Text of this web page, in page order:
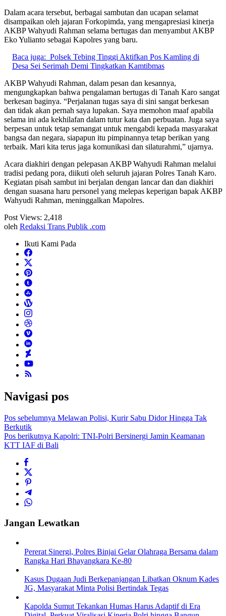
Dalam acara tersebut, berbagai sambutan dan ucapan selamat
disampaikan oleh jajaran Forkopimda, yang mengapresiasi kinerja
AKBP Wahyudi Rahman selama bertugas dan menyambut AKBP
Eko Yulianto sebagai Kapolres yang baru.
Baca juga: Polsek Tebing Tinggi Aktifkan Pos Kamling di
Desa Sei Serimah Demi Tingkatkan Kamtibmas
AKBP Wahyudi Rahman, dalam pesan dan kesannya,
mengungkapkan bahwa pengalaman bertugas di Tanah Karo sangat
berkesan baginya. “Perjalanan tugas saya di sini sangat berkesan
dan tidak akan pernah saya lupakan. Saya memohon maaf apabila
selama ini ada kekhilafan dalam tutur kata dan perbuatan. Juga saya
berpesan untuk tetap semangat untuk mengabdi kepada masyarakat
bangsa dan negara, siapapun itu pimpinannya tetap berikan yang
terbaik. Mari kita terus jaga komunikasi dan silaturahmi,” ujarnya.
Acara diakhiri dengan pelepasan AKBP Wahyudi Rahman melalui
tradisi pedang pora, diikuti oleh seluruh jajaran Polres Tanah Karo.
Kegiatan pisah sambut ini berjalan dengan lancar dan dan diakhiri
dengan suasana haru personel yang melepas keperigan bapak AKBP
Wahyudi Rahman, meninggalkan Mapolres.
Post Views: 2,418
oleh Redaksi Trans Publik .com
Ikuti Kami Pada
Navigasi pos
Pos sebelumnya Melawan Polisi, Kurir Sabu Didor Hingga Tak
Berkutik
Pos berikutnya Kapolri: TNI-Polri Bersinergi Jamin Keamanan
KTT IAF di Bali
Jangan Lewatkan
Pererat Sinergi, Polres Binjai Gelar Olahraga Bersama dalam
Rangka Hari Bhayangkara Ke-80
Kasus Dugaan Judi Berkepanjangan Libatkan Oknum Kades
JG, Masyarakat Minta Polisi Bertindak Tegas
Kapolda Sumut Tekankan Humas Harus Adaptif di Era